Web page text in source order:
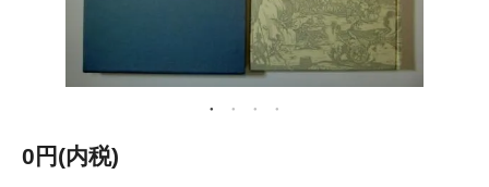
0円(内税)